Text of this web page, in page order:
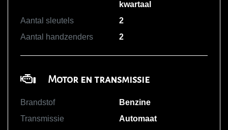
kwartaal
Aantal sleutels
2
Aantal handzenders
2
Motor en transmissie
Brandstof
Benzine
Transmissie
Automaat